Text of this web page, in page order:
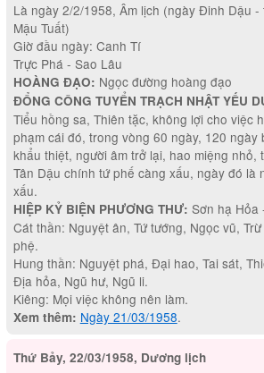
Là ngày 2/2/1958, Âm lịch (ngày Đinh Dậu -
Mậu Tuất)
Giờ đầu ngày: Canh Tí
Trực Phá - Sao Lâu
HOÀNG ĐẠO: Ngọc đường hoàng đạo
ĐỔNG CÔNG TUYỂN TRẠCH NHẬT YẾU
Tiểu hồng sa, Thiên tặc, không lợi cho việc
phạm cái đó, trong vòng 60 ngày, 120 ngày
khẩu thiệt, người âm trở lại, hao miệng nhỏ,
Tân Dậu chính tứ phế càng xấu, ngày đó là
xấu.
HIỆP KỶ BIỆN PHƯƠNG THƯ: Sơn hạ Hỏa
Cát thần: Nguyệt ân, Tứ tướng, Ngọc vũ,
phệ.
Hung thần: Nguyệt phá, Đại hao, Tai sát,
Địa hỏa, Ngũ hư, Ngũ li.
Kiêng: Mọi việc không nên làm.
Xem thêm: Ngày 21/03/1958.
Thứ Bảy, 22/03/1958, Dương lịch